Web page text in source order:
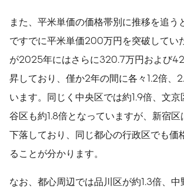
また、平米単価の価格帯別に推移を追
ですでに平米単価200万円を突破してい
が2025年にはさらに320.7万円および
昇しており、僅か2年の間に各々1.2倍、
います。同じく中央区では約1.9倍、文京
谷区も約1.8倍となっていますが、新宿
下落しており、同じ都心の行政区でも価
ることが分かります。
なお、都心周辺では品川区が約1.3倍、中